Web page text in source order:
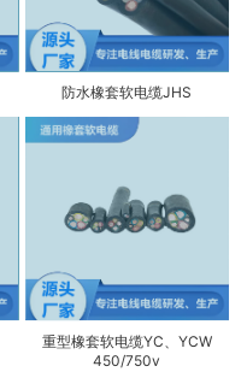
防水橡套软电缆JHS
重型橡套软电缆YC、YCW
450/750v